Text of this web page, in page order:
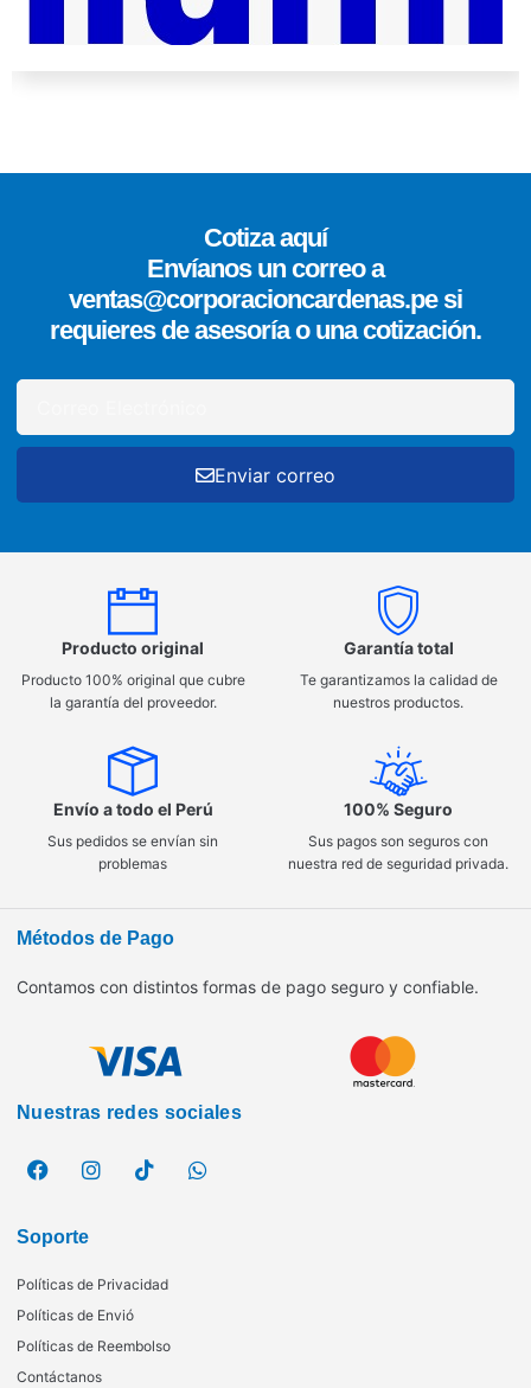
Cotiza aquí
Envíanos un correo a
ventas@corporacioncardenas.pe si
requieres de asesoría o una cotización.
Enviar correo
Producto original
Producto 100% original que cubre
la garantía del proveedor.
Garantía total
Te garantizamos la calidad de
nuestros productos.
Envío a todo el Perú
Sus pedidos se envían sin
problemas
100% Seguro
Sus pagos son seguros con
nuestra red de seguridad privada.
Métodos de Pago
Contamos con distintos formas de pago seguro y confiable.
Nuestras redes sociales
Soporte
Políticas de Privacidad
Políticas de Envió
Políticas de Reembolso
Contáctanos